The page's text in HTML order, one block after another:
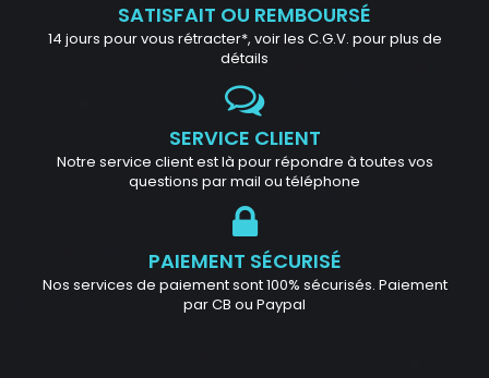
SATISFAIT OU REMBOURSÉ
14 jours pour vous rétracter*, voir les C.G.V. pour plus de
détails
SERVICE CLIENT
Notre service client est là pour répondre à toutes vos
questions par mail ou téléphone
PAIEMENT SÉCURISÉ
Nos services de paiement sont 100% sécurisés. Paiement
par CB ou Paypal